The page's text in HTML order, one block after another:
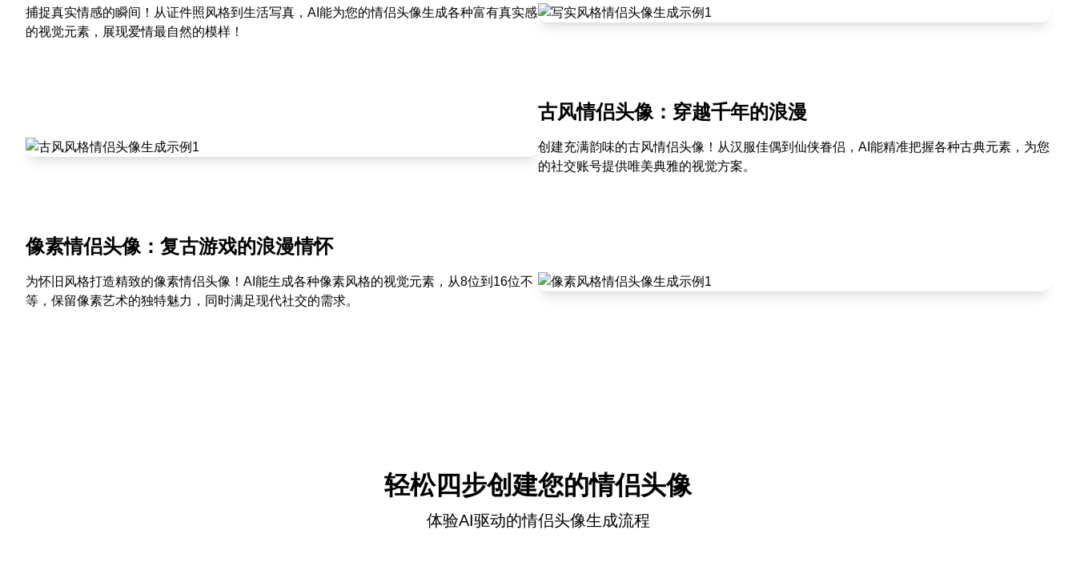
捕捉真实情感的瞬间！从证件照风格到生活写真，AI能为您的情侣头像生成各种富有真实感
的视觉元素，展现爱情最自然的模样！
古风情侣头像：穿越千年的浪漫
创建充满韵味的古风情侣头像！从汉服佳偶到仙侠眷侣，AI能精准把握各种古典元素，为您
的社交账号提供唯美典雅的视觉方案。
像素情侣头像：复古游戏的浪漫情怀
为怀旧风格打造精致的像素情侣头像！AI能生成各种像素风格的视觉元素，从8位到16位不
等，保留像素艺术的独特魅力，同时满足现代社交的需求。
轻松四步创建您的情侣头像
体验AI驱动的情侣头像生成流程